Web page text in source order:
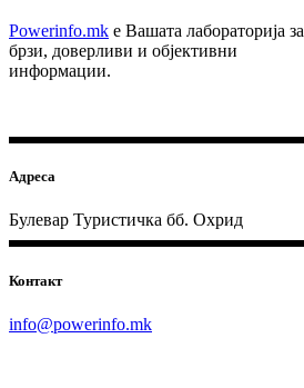
Powerinfo.mk e Вашата лабораторија за
брзи, доверливи и објективни
информации.
Адреса
Булевар Туристичка бб. Охрид
Контакт
info@powerinfo.mk